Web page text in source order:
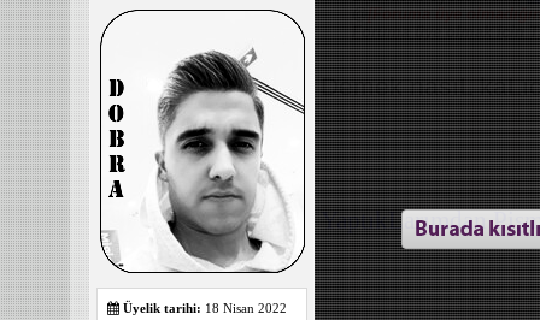
Üyelik tarihi: 18 Nisan 2022
@[Foruma üye
Foruma üye olmak için
Demek nasıL
YaptıkLarımdan